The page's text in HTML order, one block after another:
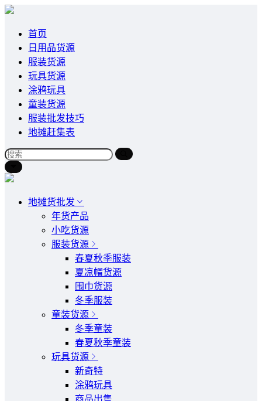
首页
日用品货源
服装货源
玩具货源
涂鸦玩具
童装货源
服装批发技巧
地摊赶集表
地摊货批发
年货产品
小吃货源
服装货源
春夏秋季服装
夏凉帽货源
围巾货源
冬季服装
童装货源
冬季童装
春夏秋季童装
玩具货源
新奇特
涂鸦玩具
商品出售